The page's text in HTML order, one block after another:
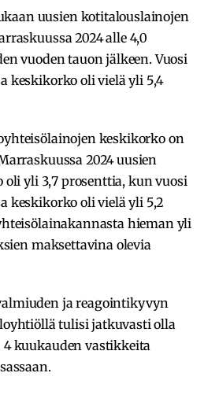
uusien kotitalouslainojen
2024 alle 4,0
vuoden tauon jälkeen. Vuosi
keskikorko oli vielä yli 5,4
keskikorko on
2024 uusien
yli 3,7 prosenttia, kun vuosi
keskikorko oli vielä yli 5,2
hieman yli
maksettavina olevia
ja reagointikyvyn
tulisi jatkuvasti olla
kuukauden vastikkeita